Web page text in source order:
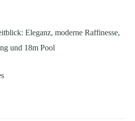
Eleganz, moderne Raffinesse,
und 18m Pool